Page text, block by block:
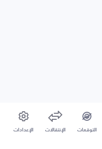
التوقعات الإنتقالات الإعدادات